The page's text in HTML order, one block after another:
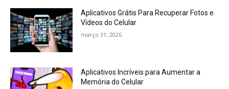
Aplicativos Grátis Para Recuperar Fotos e
Vídeos do Celular
março 31, 2026
Aplicativos Incríveis para Aumentar a
Memória do Celular